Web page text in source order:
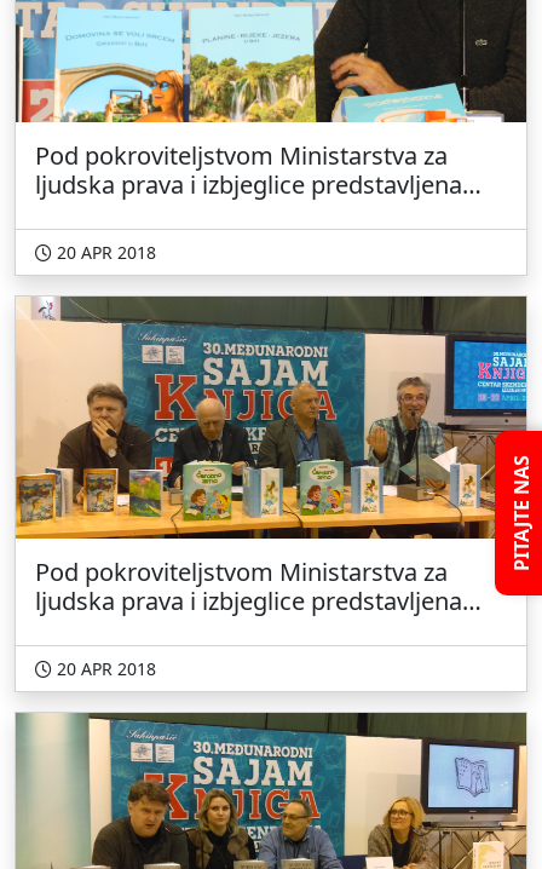
PITAJTE NAS
Pod pokroviteljstvom Ministarstva za
ljudska prava i izbjeglice predstavljena
20 APR 2018
Pod pokroviteljstvom Ministarstva za
ljudska prava i izbjeglice predstavljena
20 APR 2018